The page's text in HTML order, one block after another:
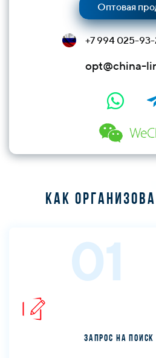
Оптовая
+7 994 025-93-
opt@china-
Как
01
Запрос на поиск